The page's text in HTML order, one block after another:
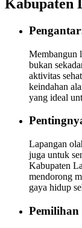
Kabupaten
Membangun
bukan
aktivitas
keindahan
yang ideal
Lapangan
juga untuk
Kabupaten
mendorong
gaya hidup
Pemilihan